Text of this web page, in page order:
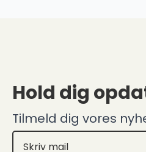
Hold dig
Tilmeld dig vores